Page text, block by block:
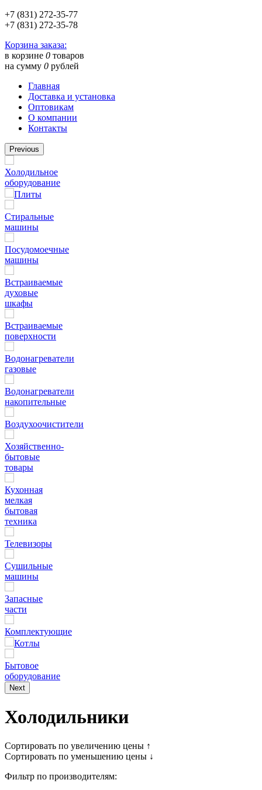
+7 (831) 272-35-77
+7 (831) 272-35-78
Корзина заказа:
в корзине 0 товаров
на сумму 0 рублей
Главная
Доставка и установка
Оптовикам
О компании
Контакты
Previous
Холодильное
оборудование
Плиты
Стиральные
машины
Посудомоечные
машины
Встраиваемые
духовые
шкафы
Встраиваемые
поверхности
Водонагреватели
газовые
Водонагреватели
накопительные
Воздухоочистители
Хозяйственно-
бытовые
товары
Кухонная
мелкая
бытовая
техника
Телевизоры
Сушильные
машины
Запасные
части
Комплектующие
Котлы
Бытовое
оборудование
Next
Холодильники
Сортировать по увеличению цены ↑
Сортировать по уменьшению цены ↓
Фильтр по производителям: